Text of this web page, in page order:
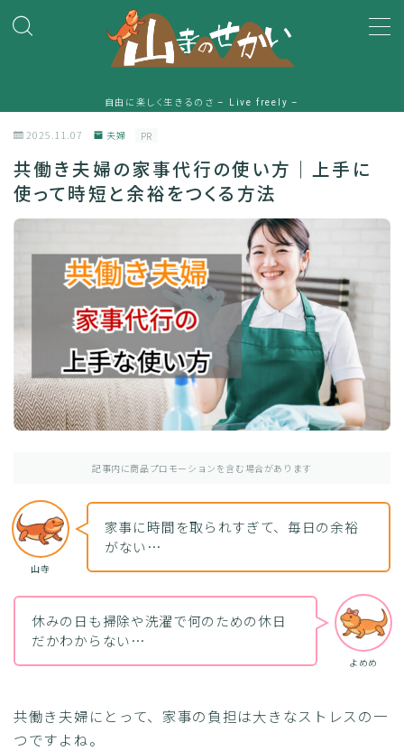
自由に楽しく生きるのさ – Live freely –
プロフィール
一条工務店
ガジェット
山寺のアメブロ
お問い合わせ
2025.11.07 夫婦 PR
共働き夫婦の家事代行の使い方｜上手に
使って時短と余裕をつくる方法
記事内に商品プロモーションを含む場合があります
山寺
家事に時間を取られすぎて、毎日の余裕
がない…
よめめ
休みの日も掃除や洗濯で何のための休日
だかわからない…
共働き夫婦にとって、家事の負担は大きなストレスの一
つですよね。